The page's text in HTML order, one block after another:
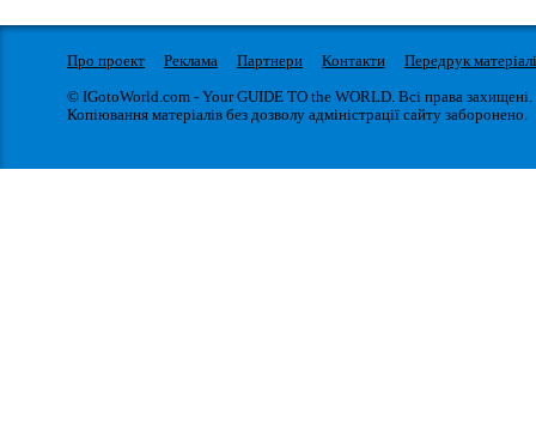
Про проект Реклама Партнери Контакти
Передрук
© IGotoWorld.com - Your GUIDE TO the WORLD. Всі права захищені.
Копіювання матеріалів без дозволу адміністрації сайту заборонено.